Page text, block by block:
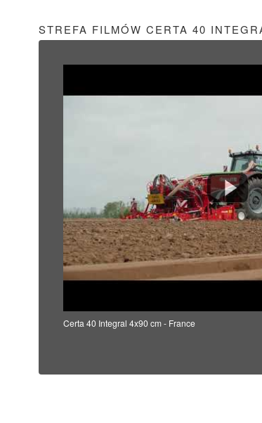
STREFA FILMÓW CERTA 40
Certa 40 Integral 4x90 cm - France